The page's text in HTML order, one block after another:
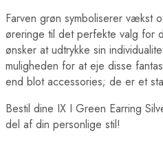
Farven grøn symboliserer vækst
øreringe til det perfekte valg for
ønsker at udtrykke sin
muligheden for at eje disse
end blot accessories; de er et
Bestil dine IX I Green Earring
del af din personlige stil!